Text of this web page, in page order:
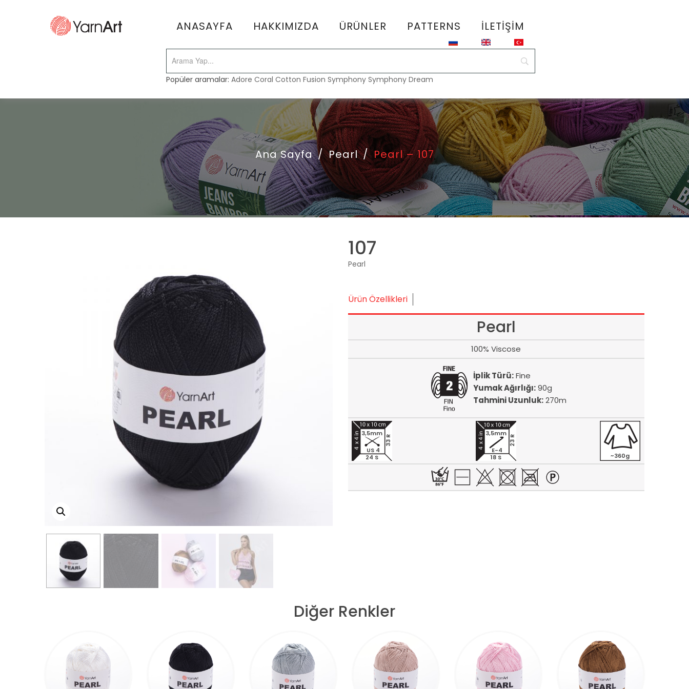
ANASAYFA HAKKIMIZDA ÜRÜNLER PATTERNS İLETIŞIM
Popüler aramalar:Adore Coral Cotton Fusion Symphony Symphony Dream
Ana Sayfa / Pearl / Pearl – 107
107
Pearl
Ürün Özellikleri
Pearl
100% Viscose
İplik Türü:Fine
Yumak Ağırlığı:90g
Tahmini Uzunluk:270m
24 S
33 R
3,5mm
US 4
18 S
23 R
3,5mm
E-4
~360g
Diğer Renkler